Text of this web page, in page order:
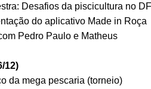
Desafios da piscicultura no DF
do aplicativo Made in Roça
Pedro Paulo e Matheus
12)
da mega pescaria (torneio)